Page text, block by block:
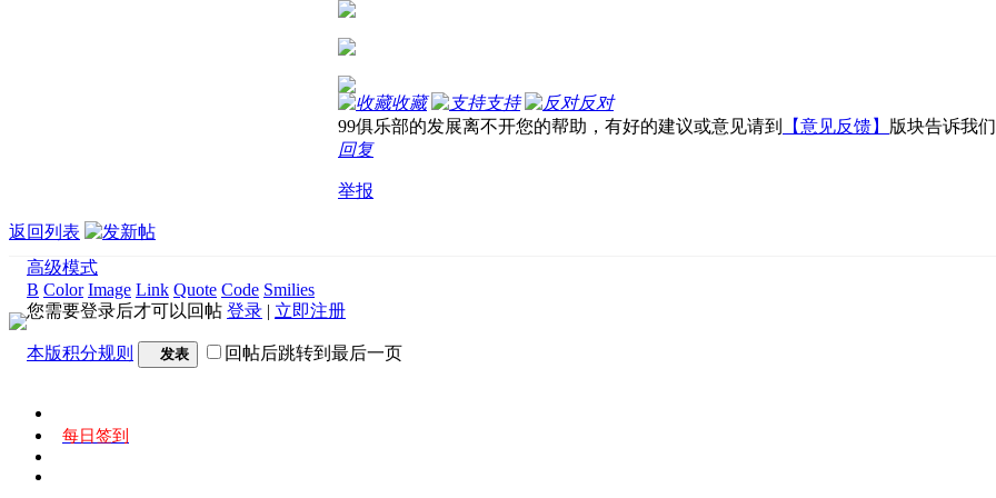
收藏 支持
反对
99俱乐部的发展离不开您的帮助，有好的建议或意见请到
【意见反馈】 版块告诉我
回复
举报
返回列表
高级模式
B Color Image Link Quote Code Smilies
您需要登录后才可以回帖 登录 | 立即注册
本版积分规则 发表 回帖后跳转到最后一页
每日签到